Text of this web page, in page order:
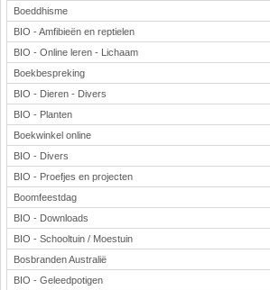
Boeddhisme
BIO - Amfibieën en reptielen
BIO - Online leren - Lichaam
Boekbespreking
BIO - Dieren - Divers
BIO - Planten
Boekwinkel online
BIO - Divers
BIO - Proefjes en projecten
Boomfeestdag
BIO - Downloads
BIO - Schooltuin / Moestuin
Bosbranden Australië
BIO - Geleedpotigen